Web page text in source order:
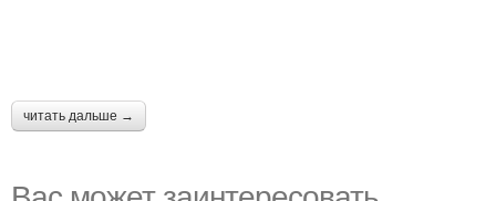
читать дальше →